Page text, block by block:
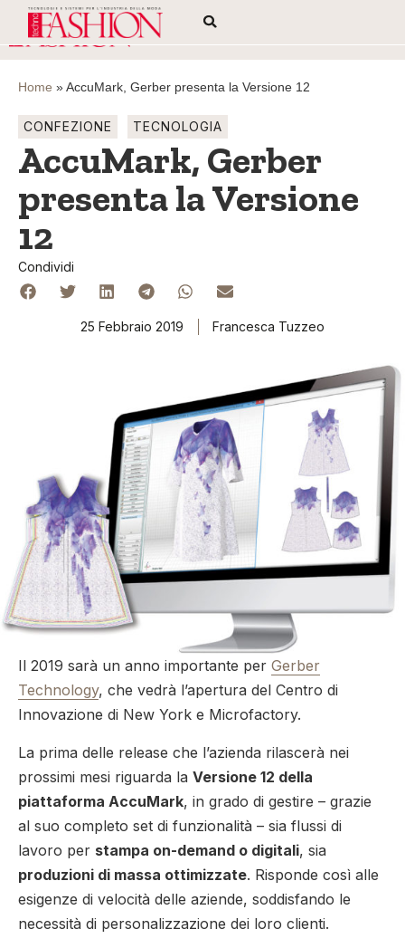
Home »AccuMark, Gerber presenta la Versione 12
CONFEZIONE TECNOLOGIA
AccuMark, Gerber
presenta la Versione
12
Condividi
25 Febbraio 2019 Francesca Tuzzeo
Il 2019 sarà un anno importante per Gerber
Technology, che vedrà l’apertura del Centro di
Innovazione di New York e Microfactory.
La prima delle release che l’azienda rilascerà nei
prossimi mesi riguarda la Versione 12 della
piattaforma AccuMark, in grado di gestire – grazie
al suo completo set di funzionalità – sia flussi di
lavoro per stampa on-demand o digitali, sia
produzioni di massa ottimizzate. Risponde così alle
esigenze di velocità delle aziende, soddisfando le
necessità di personalizzazione dei loro clienti.